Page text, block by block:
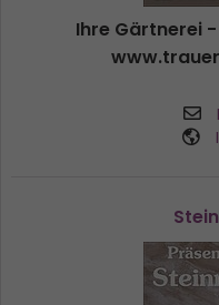
Ihre Gärtnerei